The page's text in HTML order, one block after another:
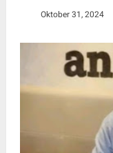
Oktober 31, 2024